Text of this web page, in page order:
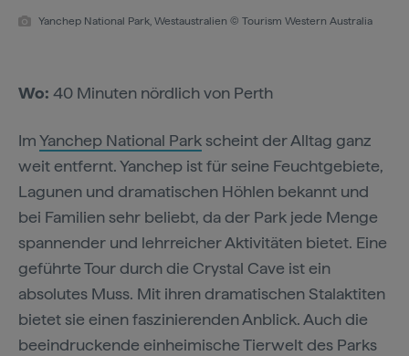
Yanchep National Park, Westaustralien © Tourism Western Australia
Wo: 40 Minuten nördlich von Perth
ImYanchep National Parkscheint der Alltag ganz
weit entfernt. Yanchep ist für seine Feuchtgebiete,
Lagunen und dramatischen Höhlen bekannt und
bei Familien sehr beliebt, da der Park jede Menge
spannender und lehrreicher Aktivitäten bietet. Eine
geführte Tour durch die Crystal Cave ist ein
absolutes Muss. Mit ihren dramatischen Stalaktiten
bietet sie einen faszinierenden Anblick. Auch die
beeindruckende einheimische Tierwelt des Parks